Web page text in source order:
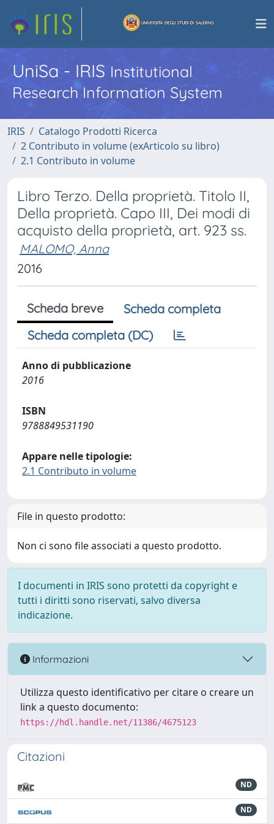
UniSa - IRISInstitutional
Research Information System
IRIS
Catalogo Prodotti Ricerca
2 Contributo in volume (exArticolo su libro)
2.1 Contributo in volume
Libro Terzo. Della proprietà. Titolo II,
Della proprietà. Capo III, Dei modi di
acquisto della proprietà, art. 923 ss.
MALOMO, Anna
2016
Scheda breve
Scheda completa
Scheda completa (DC)
Anno di pubblicazione
2016
ISBN
9788849531190
Appare nelle tipologie:
2.1 Contributo in volume
File in questo prodotto:
Non ci sono file associati a questo prodotto.
I documenti in IRIS sono protetti da copyright e
tutti i diritti sono riservati, salvo diversa
indicazione.
Informazioni
Utilizza questo identificativo per citare o creare un
link a questo documento:
https://hdl.handle.net/11386/4675123
Citazioni
ND
ND